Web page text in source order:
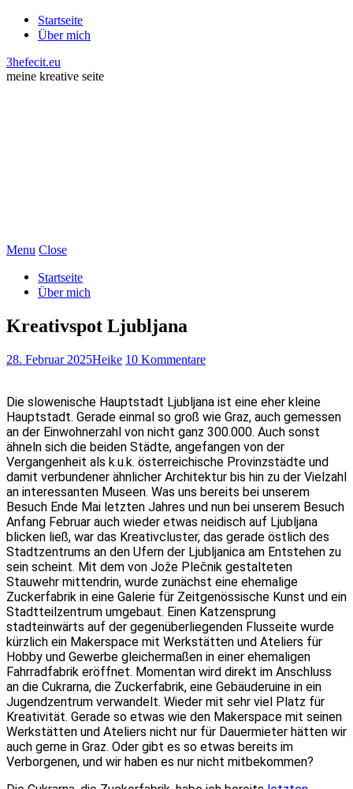
Startseite
Über mich
3hefecit.eu
meine kreative seite
Menu Close
Startseite
Über mich
Kreativspot Ljubljana
28. Februar 2025Heike 10 Kommentare
Die slowenische Hauptstadt Ljubljana ist eine eher kleine
Hauptstadt. Gerade einmal so groß wie Graz, auch gemessen
an der Einwohnerzahl von nicht ganz 300.000. Auch sonst
ähneln sich die beiden Städte, angefangen von der
Vergangenheit als k.u.k. österreichische Provinzstädte und
damit verbundener ähnlicher Architektur bis hin zu der Vielzahl
an interessanten Museen. Was uns bereits bei unserem
Besuch Ende Mai letzten Jahres und nun bei unserem Besuch
Anfang Februar auch wieder etwas neidisch auf Ljubljana
blicken ließ, war das Kreativcluster, das gerade östlich des
Stadtzentrums an den Ufern der Ljubljanica am Entstehen zu
sein scheint. Mit dem von Jože Plečnik gestalteten
Stauwehr mittendrin, wurde zunächst eine ehemalige
Zuckerfabrik in eine Galerie für Zeitgenössische Kunst und ein
Stadtteilzentrum umgebaut. Einen Katzensprung
stadteinwärts auf der gegenüberliegenden Flusseite wurde
kürzlich ein Makerspace mit Werkstätten und Ateliers für
Hobby und Gewerbe gleichermaßen in einer ehemaligen
Fahrradfabrik eröffnet. Momentan wird direkt im Anschluss
an die Cukrarna, die Zuckerfabrik, eine Gebäuderuine in ein
Jugendzentrum verwandelt. Wieder mit sehr viel Platz für
Kreativität. Gerade so etwas wie den Makerspace mit seinen
Werkstätten und Ateliers nicht nur für Dauermieter hätten wir
auch gerne in Graz. Oder gibt es so etwas bereits im
Verborgenen, und wir haben es nur nicht mitbekommen?